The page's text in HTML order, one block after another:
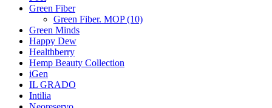
Green Fiber
Green Fiber. MOP (10)
Green Minds
Happy Dew
Healthberry
Hemp Beauty Collection
iGen
IL GRADO
Intilia